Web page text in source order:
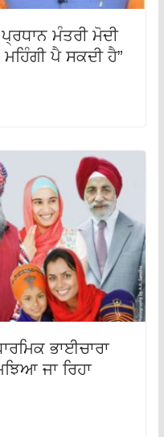
ਮੰਤਰੀ ਮੋਦੀ
ਪੈ ਸਕਦੀ ਹੈ”
ਭਾਈਚਾਰਾ
ਜਾ ਰਿਹਾ